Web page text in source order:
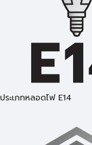
ประเภทหลอดไฟ E14